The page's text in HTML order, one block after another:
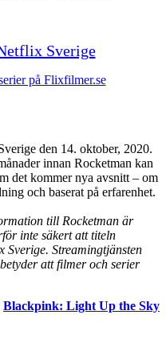
Sverige
på Flixfilmer.se
den 14. oktober, 2020.
innan Rocketman kan
det kommer nya avsnitt – om
och baserat på erfarenhet.
till Rocketman är
inte säkert att titeln
Streamingtjänsten
att filmer och serier
Blackpink: Light Up the Sky